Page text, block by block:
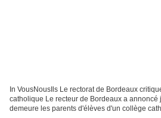
In VousNousIls Le rectorat de Bordeaux
catholique Le recteur de Bordeaux a annoncé
demeure les parents d'élèves d'un collège